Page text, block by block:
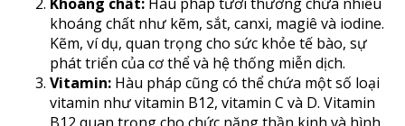
khoáng chất như kẽm, sắt, canxi, magiê và iodine.
Kẽm, ví dụ, quan trọng cho sức khỏe tế bào, sự
phát triển của cơ thể và hệ thống miễn dịch.
Vitamin: Hàu pháp cũng có thể chứa một số loại
vitamin như vitamin B12, vitamin C và D. Vitamin